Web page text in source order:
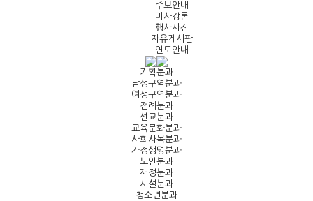
주보안내
미사강론
행사사진
자유게시판
연도안내
기획분과
남성구역분과
여성구역분과
전례분과
선교분과
교육문화분과
사회사목분과
가정생명분과
노인분과
재정분과
시설분과
청소년분과